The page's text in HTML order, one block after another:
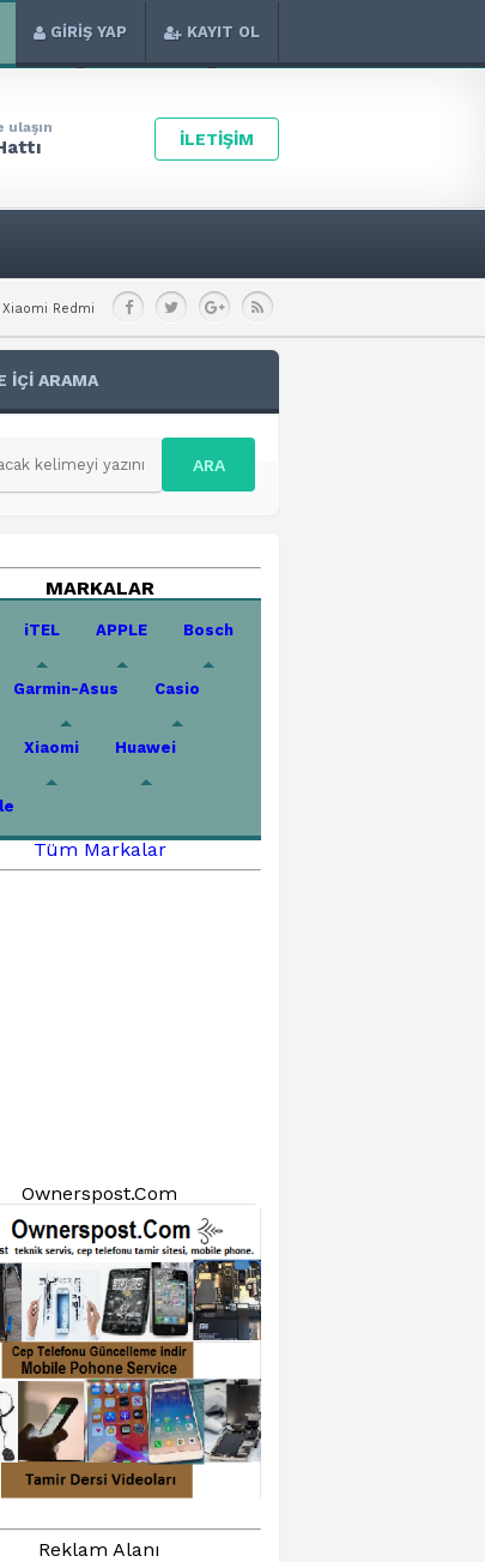
GİRİŞ YAP KAYIT OL
ulaşın
İLETİŞİM
15 Special Teknik Özellikleri Xiaomi Redmi A7 Pro 4G Teknik
İÇİ ARAMA
ARA
MARKALAR
iTEL APPLE Bosch
Garmin-Asus Casio
Xiaomi Huawei
Tüm Markalar
Ownerspost.Com
Reklam Alanı